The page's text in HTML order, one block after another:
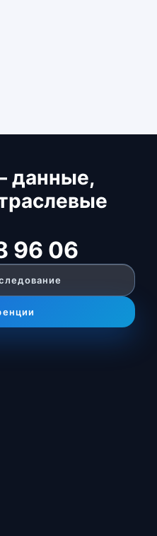
данные,
96 06